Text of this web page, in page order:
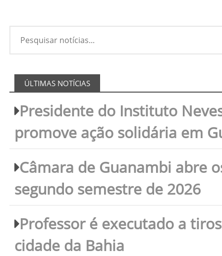
ÚLTIMAS NOTÍCIAS
Presidente do Instituto
promove ação solidária em
Câmara de Guanambi abre
segundo semestre de 2026
Professor é executado a
cidade da Bahia